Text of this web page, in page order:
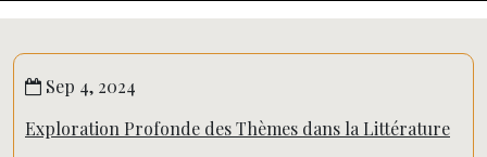
Sep 4, 2024
Exploration Profonde des Thèmes dans la Littérature